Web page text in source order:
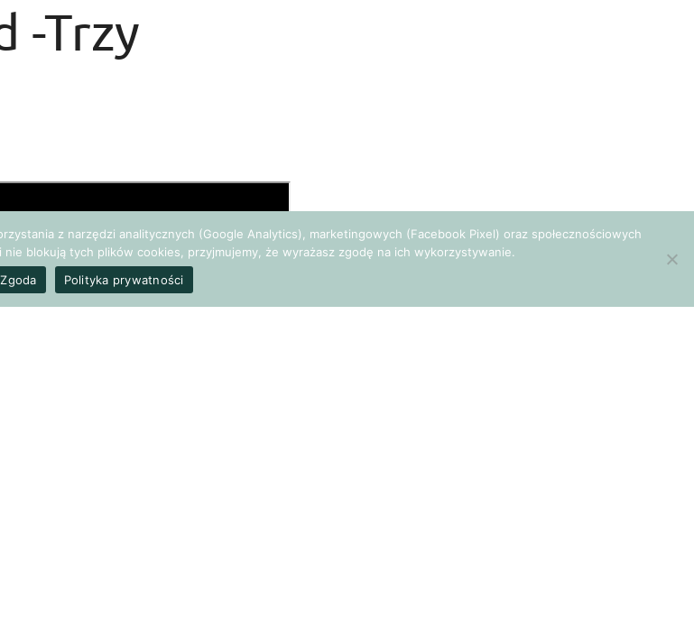
-Trzy
z narzędzi analitycznych (Google Analytics), marketingowych (Facebook Pixel) oraz społecznościowych
blokują tych plików cookies, przyjmujemy, że wyrażasz zgodę na ich wykorzystywanie.
Zgoda
Polityka prywatności